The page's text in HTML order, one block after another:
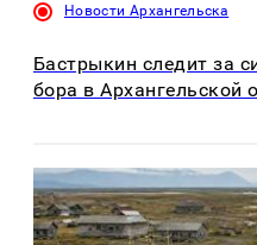
Новости Архангельска
Бастрыкин следит за
бора в Архангельской